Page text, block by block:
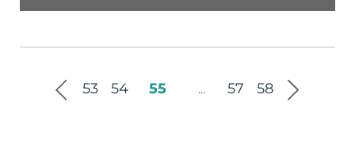
53 54 55 ... 57 58